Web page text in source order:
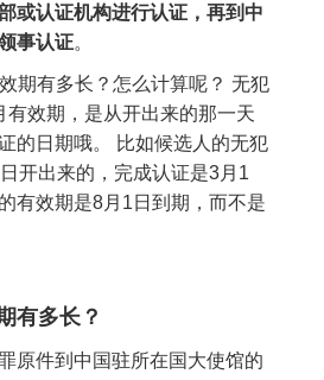
或认证机构进行认证，再到中
事认证。
期有多长？怎么计算呢？ 无犯
有效期，是从开出来的那一天
的日期哦。 比如候选人的无犯
开出来的，完成认证是3月1
有效期是8月1日到期，而不是
有多长？
原件到中国驻所在国大使馆的